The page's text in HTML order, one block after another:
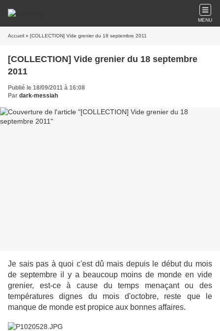
MENU
Accueil » [COLLECTION] Vide grenier du 18 septembre 2011
[COLLECTION] Vide grenier du 18 septembre
2011
Publié le 18/09/2011 à 16:08
Par dark-messiah
Je sais pas à quoi c'est dû mais depuis le début du mois
de septembre il y a beaucoup moins de monde en vide
grenier, est-ce à cause du temps menaçant ou des
températures dignes du mois d'octobre, reste que le
manque de monde est propice aux bonnes affaires.